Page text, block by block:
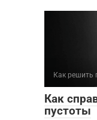
Как решить
Как
пустоты